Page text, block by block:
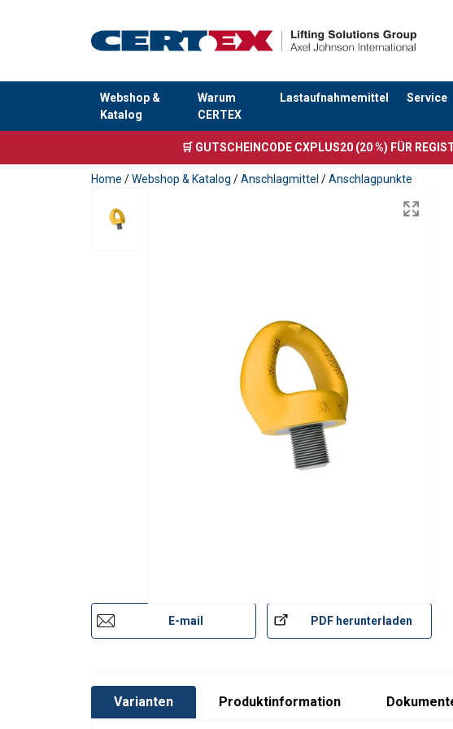
Webshop &
Katalog
Warum
CERTEX
Lastaufnahmemittel Service
Anfragen
🛒 GUTSCHEINCODE CXPLUS20 (20 %) FÜR
Home /Webshop & Katalog /Anschlagmittel /Anschlagpunkte
E-mail PDF herunterladen
Varianten Produktinformation
Temperaturbereich: